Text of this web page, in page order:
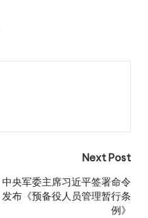
Next Post
中央军委主席习近平签署命令
发布《预备役人员管理暂行条
例》